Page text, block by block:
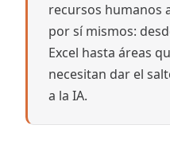
recursos humanos
por sí mismos:
Excel hasta áreas
necesitan dar el
a la IA.